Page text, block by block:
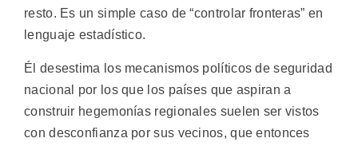
resto. Es un simple caso de “controlar fronteras” en
lenguaje estadístico.
Él desestima los mecanismos políticos de seguridad
nacional por los que los países que aspiran a
construir hegemonías regionales suelen ser vistos
con desconfianza por sus vecinos, que entonces